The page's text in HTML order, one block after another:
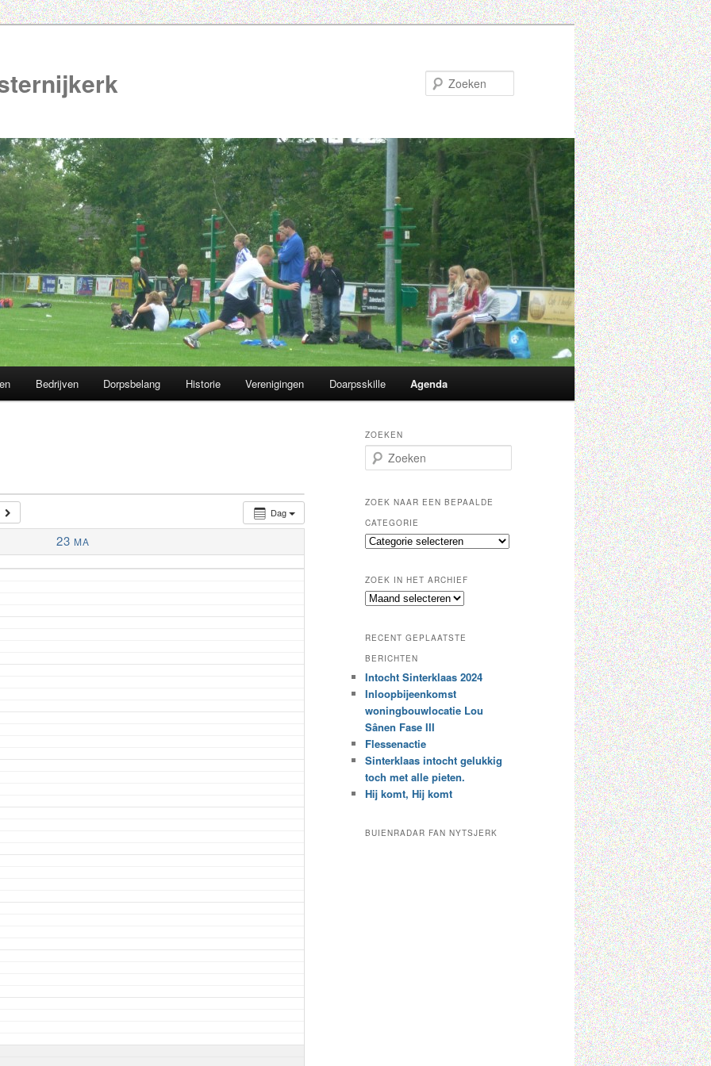
Bedrijven Dorpsbelang Historie Verenigingen Doarpsskille Agenda
Dag
23 MA
ZOEKEN
o
k
n
ZOEK NAAR EEN BEPAALDE
CATEGORIE
Z
k
n
e
e
n
b
e
a
a
l
d
c
ZOEK IN HET ARCHIEF
Z
k
i
n
h
t
a
r
c
h
i
RECENT GEPLAATSTE
BERICHTEN
Intocht Sinterklaas 2024
Inloopbijeenkomst
woningbouwlocatie Lou
Sânen Fase III
Flessenactie
Sinterklaas intocht gelukkig
toch met alle pieten.
Hij komt, Hij komt
BUIENRADAR FAN NYTSJERK